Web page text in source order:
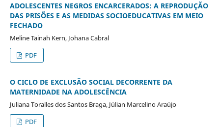
ADOLESCENTES NEGROS ENCARCERADOS: A REPRODUÇÃO
DAS PRISÕES E AS MEDIDAS SOCIOEDUCATIVAS EM MEIO
FECHADO
Meline Tainah Kern, Johana Cabral
PDF
O CICLO DE EXCLUSÃO SOCIAL DECORRENTE DA
MATERNIDADE NA ADOLESCÊNCIA
Juliana Toralles dos Santos Braga, Júlian Marcelino Araújo
PDF